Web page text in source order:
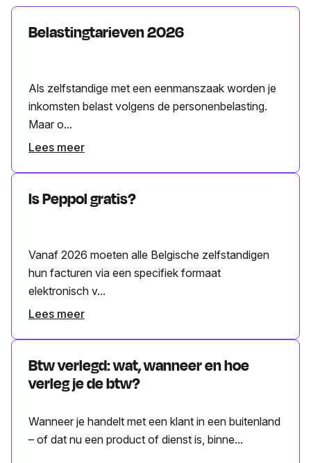
Belastingtarieven 2026
Als zelfstandige met een eenmanszaak worden je
inkomsten belast volgens de personenbelasting.
Maar o...
Lees meer
Is Peppol gratis?
Vanaf 2026 moeten alle Belgische zelfstandigen
hun facturen via een specifiek formaat
elektronisch v...
Lees meer
Btw verlegd: wat, wanneer en hoe
verleg je de btw?
Wanneer je handelt met een klant in een buitenland
– of dat nu een product of dienst is, binne...